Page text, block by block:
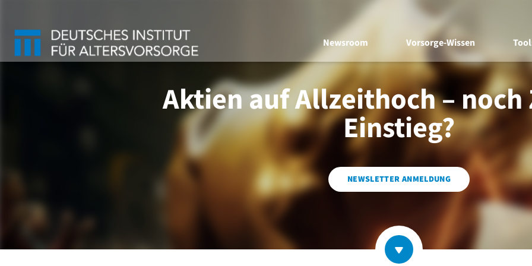
Newsroom Vorsorge-Wissen
Aktien auf Allzeithoch – noch
Einstieg?
NEWSLETTER ANMELDUNG